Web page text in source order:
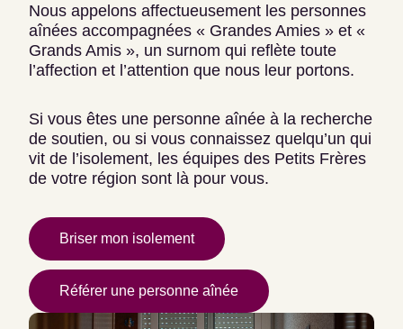
Nous appelons affectueusement les personnes
aînées accompagnées « Grandes Amies » et «
Grands Amis », un surnom qui reflète toute
l’affection et l’attention que nous leur portons.
Si vous êtes une personne aînée à la recherche
de soutien, ou si vous connaissez quelqu’un qui
vit de l’isolement, les équipes des Petits Frères
de votre région sont là pour vous.
Briser mon isolement
Référer une personne aînée